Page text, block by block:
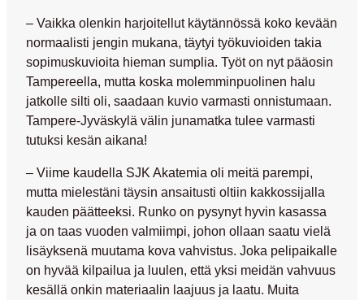
– Vaikka olenkin harjoitellut käytännössä koko kevään
normaalisti jengin mukana, täytyi työkuvioiden takia
sopimuskuvioita hieman sumplia. Työt on nyt pääosin
Tampereella, mutta koska molemminpuolinen halu
jatkolle silti oli, saadaan kuvio varmasti onnistumaan.
Tampere-Jyväskylä välin junamatka tulee varmasti
tutuksi kesän aikana!
– Viime kaudella SJK Akatemia oli meitä parempi,
mutta mielestäni täysin ansaitusti oltiin kakkossijalla
kauden päätteeksi. Runko on pysynyt hyvin kasassa
ja on taas vuoden valmiimpi, johon ollaan saatu vielä
lisäyksenä muutama kova vahvistus. Joka pelipaikalle
on hyvää kilpailua ja luulen, että yksi meidän vahvuus
kesällä onkin materiaalin laajuus ja laatu. Muita